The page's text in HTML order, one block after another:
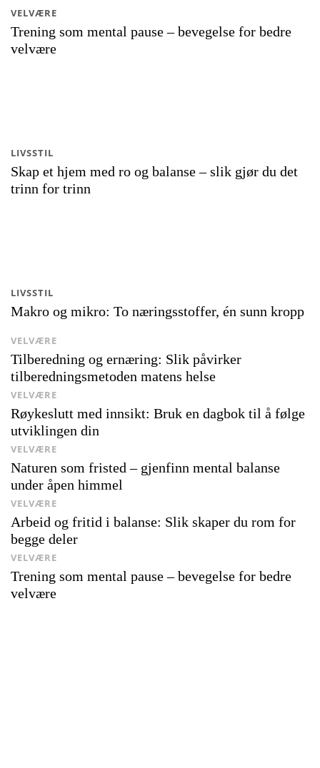
Trening som mental pause – bevegelse for bedre
velvære
VELVÆRE
Skap et hjem med ro og balanse – slik gjør du det
trinn for trinn
LIVSSTIL
Makro og mikro: To næringsstoffer, én sunn kropp
LIVSSTIL
Tilberedning og ernæring: Slik påvirker
tilberedningsmetoden matens helse
VELVÆRE
Røykeslutt med innsikt: Bruk en dagbok til å følge
utviklingen din
VELVÆRE
Naturen som fristed – gjenfinn mental balanse
under åpen himmel
VELVÆRE
Arbeid og fritid i balanse: Slik skaper du rom for
begge deler
VELVÆRE
Trening som mental pause – bevegelse for bedre
velvære
VELVÆRE